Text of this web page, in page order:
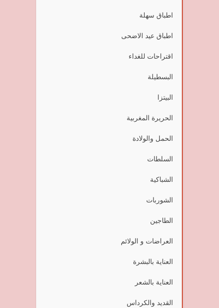
اطباق سهلة
اطباق عيد الاضحى
اقتراحات للغداء
البسطيلة
البيتزا
الحريرة المغربية
الحمل والولادة
السلطات
الشباكية
الشوربات
الطاجين
العراضات و الولائم
العناية بالبشرة
العناية بالشعر
القديد والكرداس